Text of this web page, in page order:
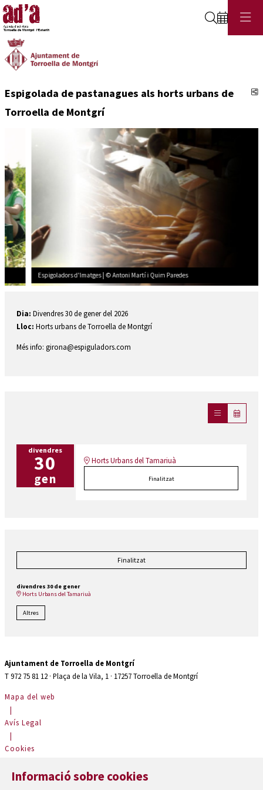
Cerca
Espigolada de pastanagues als horts urbans de
Torroella de Montgrí
Espigoladors d'Imatges | © Antoni Martí i Quim Paredes
Dia: Divendres 30 de gener del 2026
Lloc: Horts urbans de Torroella de Montgrí
Més info: girona@espiguladors.com
divendres
30
gen
Horts Urbans del Tamariuà
Finalitzat
Finalitzat
divendres 30 de gener
Horts Urbans del Tamariuà
Altres
Ajuntament de Torroella de Montgrí
T 972 75 81 12 · Plaça de la Vila, 1 · 17257 Torroella de Montgrí
Mapa del web
|
Avís Legal
|
Cookies
Contactar
Informació sobre cookies